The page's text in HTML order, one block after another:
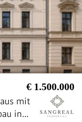
€ 1.500.000
mit
in